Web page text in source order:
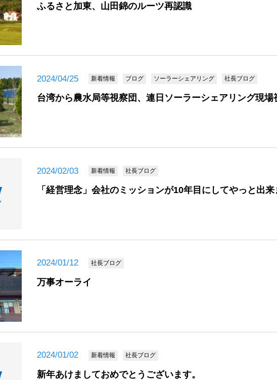
ふるさと加東、山田錦のルーツ再認識
2024/04/25 新着情報 ブログ ソーラーシェアリング 社長ブログ
台湾から農水局等視察団、連日ソーラーシェアリング現場
2024/02/03 新着情報 社長ブログ
「経営理念」会社のミッションが10年目にしてやっと出来
2024/01/12 社長ブログ
万事オーライ
2024/01/02 新着情報 社長ブログ
新年あけましておめでとうございます。